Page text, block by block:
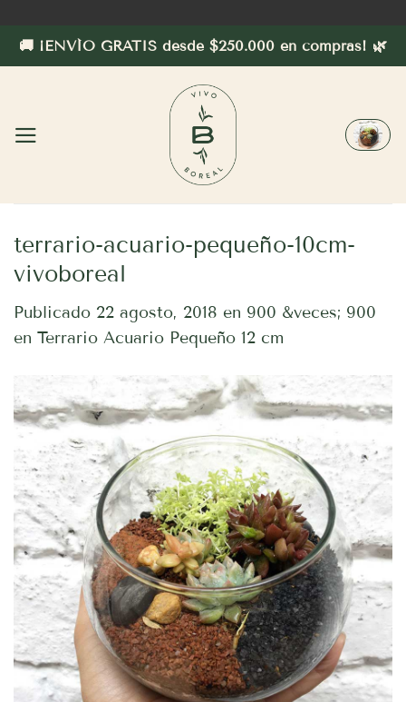
contenido
🚚 ¡ENVÍO GRATIS desde $250.000 en compras! 🌿
terrario-acuario-pequeño-10cm-
vivoboreal
Publicado 22 agosto, 2018 en 900 &veces; 900
en Terrario Acuario Pequeño 12 cm